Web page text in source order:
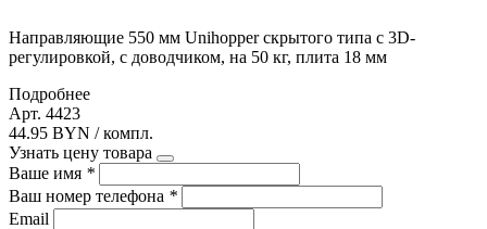
Направляющие 550 мм Unihopper скрытого типа с 3D-
регулировкой, с доводчиком, на 50 кг, плита 18 мм
Подробнее
Арт. 4423
44.95 BYN / компл.
Узнать цену товара
Ваше имя *
Ваш номер телефона *
Email